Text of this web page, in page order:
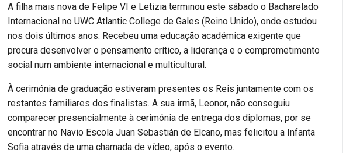
A filha mais nova de Felipe VI e Letizia terminou este sábado o Bacharelado
Internacional no UWC Atlantic College de Gales (Reino Unido), onde estudou
nos dois últimos anos. Recebeu uma educação académica exigente que
procura desenvolver o pensamento crítico, a liderança e o comprometimento
social num ambiente internacional e multicultural.
À cerimónia de graduação estiveram presentes os Reis juntamente com os
restantes familiares dos finalistas. A sua irmã, Leonor, não conseguiu
comparecer presencialmente à cerimónia de entrega dos diplomas, por se
encontrar no Navio Escola Juan Sebastián de Elcano, mas felicitou a Infanta
Sofia através de uma chamada de vídeo, após o evento.